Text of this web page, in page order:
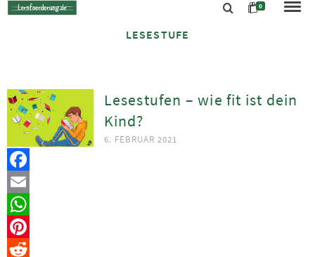
0
LESESTUFE
Lesestufen – wie fit ist dein
Kind?
6. FEBRUAR 2021
Facebook
Email
WhatsApp
Pinterest